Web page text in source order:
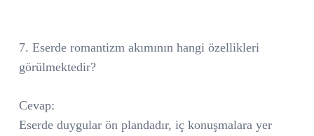
7. Eserde romantizm akımının hangi özellikleri
görülmektedir?
Cevap:
Eserde duygular ön plandadır, iç konuşmalara yer